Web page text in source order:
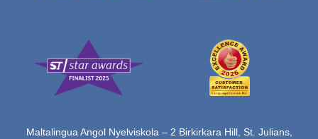
Maltalingua Angol Nyelviskola – 2 Birkirkara Hill, St. Julians,